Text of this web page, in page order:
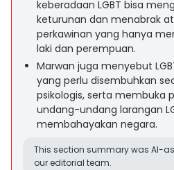
keberadaan LGBT bisa
keturunan dan menabrak
perkawinan yang hanya
laki dan perempuan.
Marwan juga menyebut
yang perlu disembuhkan
psikologis, serta membuka
undang-undang larangan
membahayakan negara.
This section summary was AI-
our editorial team.